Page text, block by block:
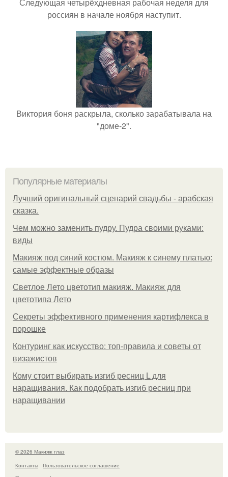
Следующая четырёхдневная рабочая неделя для
россиян в начале ноября наступит.
Виктория боня раскрыла, сколько зарабатывала на
"доме-2".
Популярные материалы
Лучший оригинальный сценарий свадьбы - арабская
сказка.
Чем можно заменить пудру. Пудра своими руками:
виды
Макияж под синий костюм. Макияж к синему платью:
самые эффектные образы
Светлое Лето цветотип макияж. Макияж для
цветотипа Лето
Секреты эффективного применения картифлекса в
порошке
Контуринг как искусство: топ-правила и советы от
визажистов
Кому стоит выбирать изгиб ресниц L для
наращивания. Как подобрать изгиб ресниц при
наращивании
© 2026 Макияж глаз
Контакты
Пользовательское соглашение